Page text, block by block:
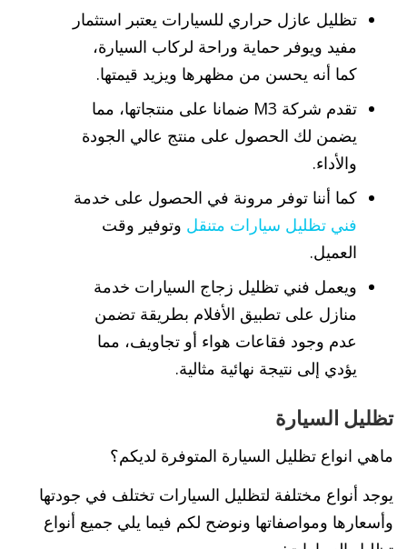
تظليل عازل حراري للسيارات يعتبر استثمار
مفيد ويوفر حماية وراحة لركاب السيارة،
كما أنه يحسن من مظهرها ويزيد قيمتها.
تقدم شركة M3 ضمانا على منتجاتها، مما
يضمن لك الحصول على منتج عالي الجودة
والأداء.
كما أننا توفر مرونة في الحصول على خدمة
فني تظليل سيارات متنقل وتوفير وقت
العميل.
ويعمل فني تظليل زجاج السيارات خدمة
منازل على تطبيق الأفلام بطريقة تضمن
عدم وجود فقاعات هواء أو تجاويف، مما
يؤدي إلى نتيجة نهائية مثالية.
تظليل السيارة
ماهي انواع تظليل السيارة المتوفرة لديكم؟
يوجد أنواع مختلفة لتظليل السيارات تختلف في جودتها
وأسعارها ومواصفاتها ونوضح لكم فيما يلي جميع أنواع